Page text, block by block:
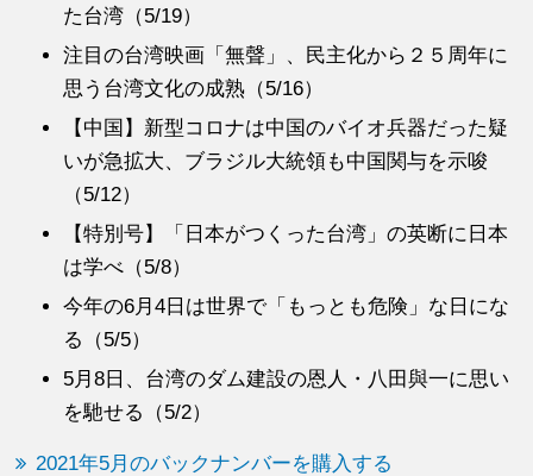
た台湾（5/19）
注目の台湾映画「無聲」、民主化から２５周年に
思う台湾文化の成熟（5/16）
【中国】新型コロナは中国のバイオ兵器だった疑
いが急拡大、ブラジル大統領も中国関与を示唆
（5/12）
【特別号】「日本がつくった台湾」の英断に日本
は学べ（5/8）
今年の6月4日は世界で「もっとも危険」な日にな
る（5/5）
5月8日、台湾のダム建設の恩人・八田與一に思い
を馳せる（5/2）
2021年5月のバックナンバーを購入する